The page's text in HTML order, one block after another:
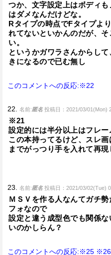
つか、文字設定上はボディ
はダメなんだけどな。
Rタイプの時点でFタイプよ
れてないといかんのだが、
い。
というかガワラさんからし
きになるので已む無し
このコメントへの反応:※22
22. 名前:匿名 投稿日：2021/03/01(Mon)
※21
設定的には半分以上はフレ
この本持ってるけど、スレ
までがっつり手を入れて再現
23. 名前:匿名 投稿日：2021/03/02(Tue)
ＭＳＶを作る人なんてガチ
フォなので
設定と違う成型色でも関係
いのかしらん？
このコメントへの反応:※25 ※26